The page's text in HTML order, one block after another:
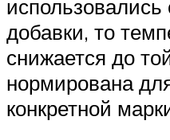
добавки, то
снижается до
нормирована
конкретной